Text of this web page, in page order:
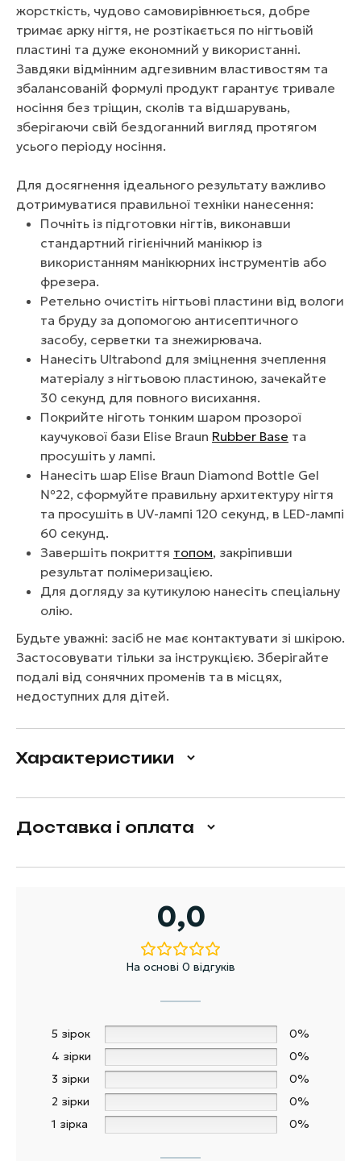
жорсткість, чудово самовирівнюється, добре
тримає арку нігтя, не розтікається по нігтьовій
пластині та дуже економний у використанні.
Завдяки відмінним адгезивним властивостям та
збалансованій формулі продукт гарантує тривале
носіння без тріщин, сколів та відшарувань,
зберігаючи свій бездоганний вигляд протягом
усього періоду носіння.
Для досягнення ідеального результату важливо
дотримуватися правильної техніки нанесення:
Почніть із підготовки нігтів, виконавши
стандартний гігієнічний манікюр із
використанням манікюрних інструментів або
фрезера.
Ретельно очистіть нігтьові пластини від вологи
та бруду за допомогою антисептичного
засобу, серветки та знежирювача.
Нанесіть Ultrabond для зміцнення зчеплення
матеріалу з нігтьовою пластиною, зачекайте
30 секунд для повного висихання.
Покрийте ніготь тонким шаром прозорої
каучукової бази Elise Braun Rubber Base та
просушіть у лампі.
Нанесіть шар Elise Braun Diamond Bottle Gel
№22, сформуйте правильну архитектуру нігтя
та просушіть в UV-лампі 120 секунд, в LED-лампі
60 секунд.
Завершіть покриття топом, закріпивши
результат полімеризацією.
Для догляду за кутикулою нанесіть спеціальну
олію.
Будьте уважні: засіб не має контактувати зі шкірою.
Застосовувати тільки за інструкцією. Зберігайте
подалі від сонячних променів та в місцях,
недоступних для дітей.
Характеристики
Доставка і оплата
0,0
На основі 0 відгуків
5 зірок
0%
4 зірки
0%
3 зірки
0%
2 зірки
0%
1 зірка
0%